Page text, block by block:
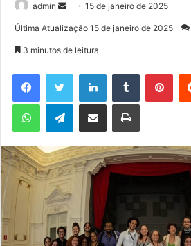
admin
d
e
m
m
a
l
15 de janeiro de 2025
Última Atualização 15 de janeiro de 2025
3 minutos de leitura
Telegram